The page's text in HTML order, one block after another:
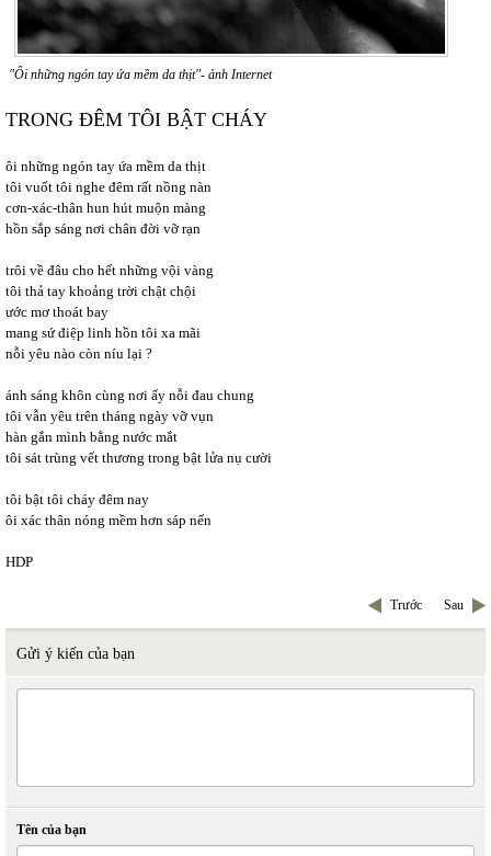
"Ôi những ngón tay ứa mềm da thịt"- ảnh Internet
TRONG ĐÊM TÔI BẬT CHÁY
ôi những ngón tay ứa mềm da thịt
tôi vuốt tôi nghe đêm rất nồng nàn
cơn-xác-thân hun hút muộn màng
hồn sắp sáng nơi chân đời vỡ rạn
trôi về đâu cho hết những vội vàng
tôi thả tay khoảng trời chật chội
ước mơ thoát bay
mang sứ điệp linh hồn tôi xa mãi
nỗi yêu nào còn níu lại ?
ánh sáng khôn cùng nơi ấy nỗi đau chung
tôi vẫn yêu trên tháng ngày vỡ vụn
hàn gắn mình bằng nước mắt
tôi sát trùng vết thương trong bật lửa nụ cười
tôi bật tôi cháy đêm nay
ôi xác thân nóng mềm hơn sáp nến
HDP
Trước Sau
Gửi ý kiến của bạn
Tên của bạn